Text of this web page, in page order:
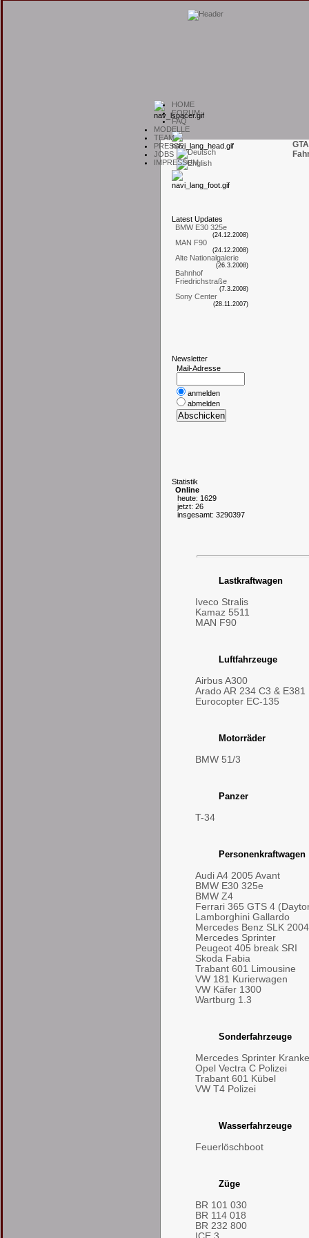
HOME
FORUM
FAQ
MODELLE
TEAM
PRESSE
JOBS
IMPRESSUM
L atest Updates
BMW E30 325e
(24.12.2008)
MAN F90
(24.12.2008)
Alte Nationalgalerie
(26.3.2008)
Bahnhof
Friedrichstraße
(7.3.2008)
Sony Center
(28.11.2007)
Newsletter
Mail-Adresse
anmelden
abmelden
Statistik
Online
heute: 1629
jetzt: 26
insgesamt: 3290397
Lastkraftwagen
Iveco Stralis
Kamaz 5511
MAN F90
Luftfahrzeuge
Airbus A300
Arado AR 234 C3 & E381
Eurocopter EC-135
Motorräder
BMW 51/3
Panzer
T-34
Personenkraftwagen
Audi A4 2005 Avant
BMW E30 325e
BMW Z4
Ferrari 365 GTS 4
Lamborghini Gallardo
Mercedes Benz SLK
Mercedes Sprinter
Peugeot 405 break SRI
Skoda Fabia
Trabant 601 Limousine
VW 181 Kurierwagen
VW Käfer 1300
Wartburg 1.3
Sonderfahrzeuge
Mercedes Sprinter
Opel Vectra C Polizei
Trabant 601 Kübel
VW T4 Polizei
Wasserfahrzeuge
Feuerlöschboot
Züge
BR 101 030
BR 114 018
BR 232 800